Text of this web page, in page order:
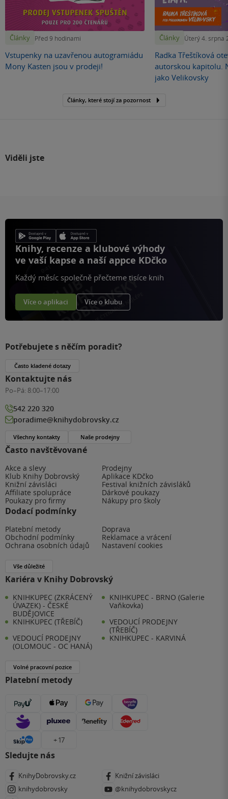
Články Před 9 hodinami
Vstupenky na uzavřenou autogramiádu
Mony Kasten jsou v prodeji!
Články Úterý 4. srpna
Radka Třeštíková
autorskou kapitolu.
jako Velikovsky
Články, které stojí za pozornost
Viděli jste
Knihy, recenze a klubové výhody
ve vaší kapse a naší appce KDčko
Každý měsíc společně přečteme tisíce knih
Více o aplikaci Více o klubu
Často navštěvované
Akce a slevy
Prodejny
Klub Knihy Dobrovský
Aplikace KDčko
Knižní závisláci
Festival knižních závisláků
Affiliate spolupráce
Dárkové poukazy
Poukazy pro firmy
Nákupy pro školy
Dodací podmínky
Platební metody
Doprava
Obchodní podmínky
Reklamace a vrácení
Ochrana osobních údajů
Nastavení cookies
Vše důležité
Kariéra v Knihy Dobrovský
KNIHKUPEC (ZKRÁCENÝ
ÚVAZEK) - ČESKÉ
BUDĚJOVICE
KNIHKUPEC - BRNO (Galerie
Vaňkovka)
KNIHKUPEC (TŘEBÍČ)
VEDOUCÍ PRODEJNY
(TŘEBÍČ)
VEDOUCÍ PRODEJNY
(OLOMOUC - OC HANÁ)
KNIHKUPEC - KARVINÁ
Volné pracovní pozice
Platební metody
+ 17
Sledujte nás
KnihyDobrovsky.cz
Knižní závisláci
knihydobrovsky
@knihydobrovskycz
Potřebujete s něčím poradit?
Často kladené dotazy
Kontaktujte nás
Po–Pá: 8:00–17:00
542 220 320
poradime@knihydobrovsky.cz
Všechny kontakty Naše prodejny